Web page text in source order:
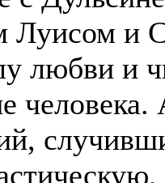
Луисом и
любви и